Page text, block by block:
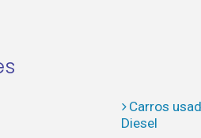
Carros
Diesel